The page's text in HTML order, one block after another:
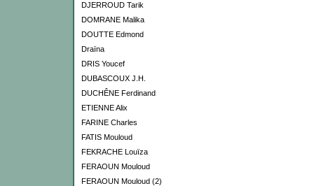
DJERROUD Tarik
DOMRANE Malika
DOUTTE Edmond
Draïna
DRIS Youcef
DUBASCOUX J.H.
DUCHÊNE Ferdinand
ETIENNE Alix
FARINE Charles
FATIS Mouloud
FEKRACHE Louïza
FERAOUN Mouloud
FERAOUN Mouloud (2)